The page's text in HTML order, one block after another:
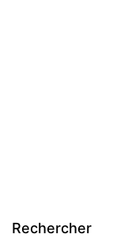
Rechercher